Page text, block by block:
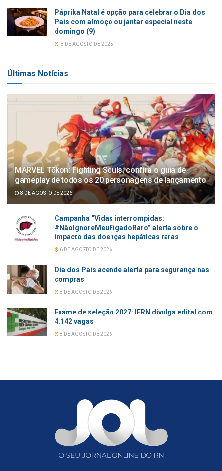
Páprika Natal é opção para celebrar o Dia dos
Pais com almoço ou jantar especial neste
domingo (9)
8 DE AGOSTO DE 2026
Últimas Notícias
MARVEL Tōkon: Fighting Souls: confira o guia de
gameplay de todos os 20 personagens de lançamento
8 DE AGOSTO DE 2026
Campanha “Vidas interrompidas:
#NãoIgnoreMeuFígadoRaro” alerta sobre o
impacto das doenças hepáticas raras
6 DE AGOSTO DE 2026
Dia dos Pais acende alerta para segurança nas
compras
8 DE AGOSTO DE 2026
Exame de seleção 2027: IFRN divulga edital com
4.142 vagas
8 DE AGOSTO DE 2026